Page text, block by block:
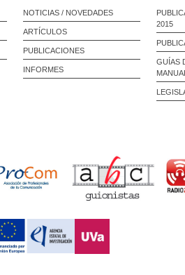
NOTICIAS / NOVEDADES
ARTÍCULOS
PUBLICACIONES
INFORMES
2015
GUÍAS